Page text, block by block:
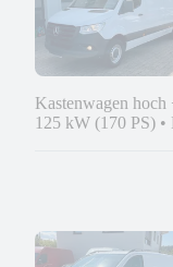
Kastenwagen hoch
125 kW (170 PS) •